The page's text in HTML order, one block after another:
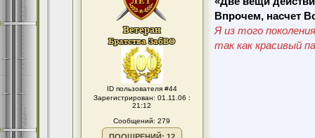
ID пользователя #44
Зарегистрирован: 01.11.06 :
21:12
Сообщений: 279
Впрочем, насчет
Я из того
так как красивый